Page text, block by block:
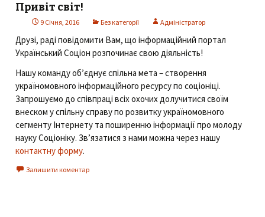
Привіт світ!
9 Січня, 2016 Без категорії Адміністратор
Друзі, раді повідомити Вам, що інформаційний портал
Український Соціон розпочинає свою діяльність!
Нашу команду об’єднує спільна мета – створення
україномовного інформаційного ресурсу по соціоніці.
Запрошуємо до співпраці всіх охочих долучитися своїм
внеском у спільну справу по розвитку україномовного
сегменту Інтернету та поширенню інформації про молоду
науку Соціоніку. Зв’язатися з нами можна через нашу
контактну форму.
Залишити коментар